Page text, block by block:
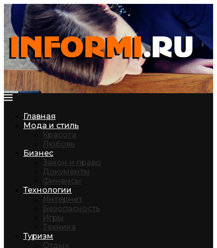
Главная
Мода и стиль
Красота
Любовь
Бизнес
Закон и право
Документы
Финансы
Технологии
Интернет
Безопасность
Игры
Техника
Туризм
Отдых